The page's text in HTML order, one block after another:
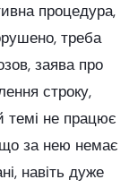
процедура,
треба
заява про
строку,
темі не працює
за нею немає
навіть дуже